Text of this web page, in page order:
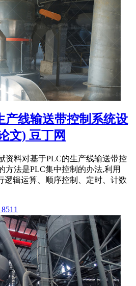
产线输送带控制系统设
文) 豆丁网
资料对基于PLC的生产线输送带控
方法是PLC集中控制的办法,利用
逻辑运算、顺序控制、定时、计数